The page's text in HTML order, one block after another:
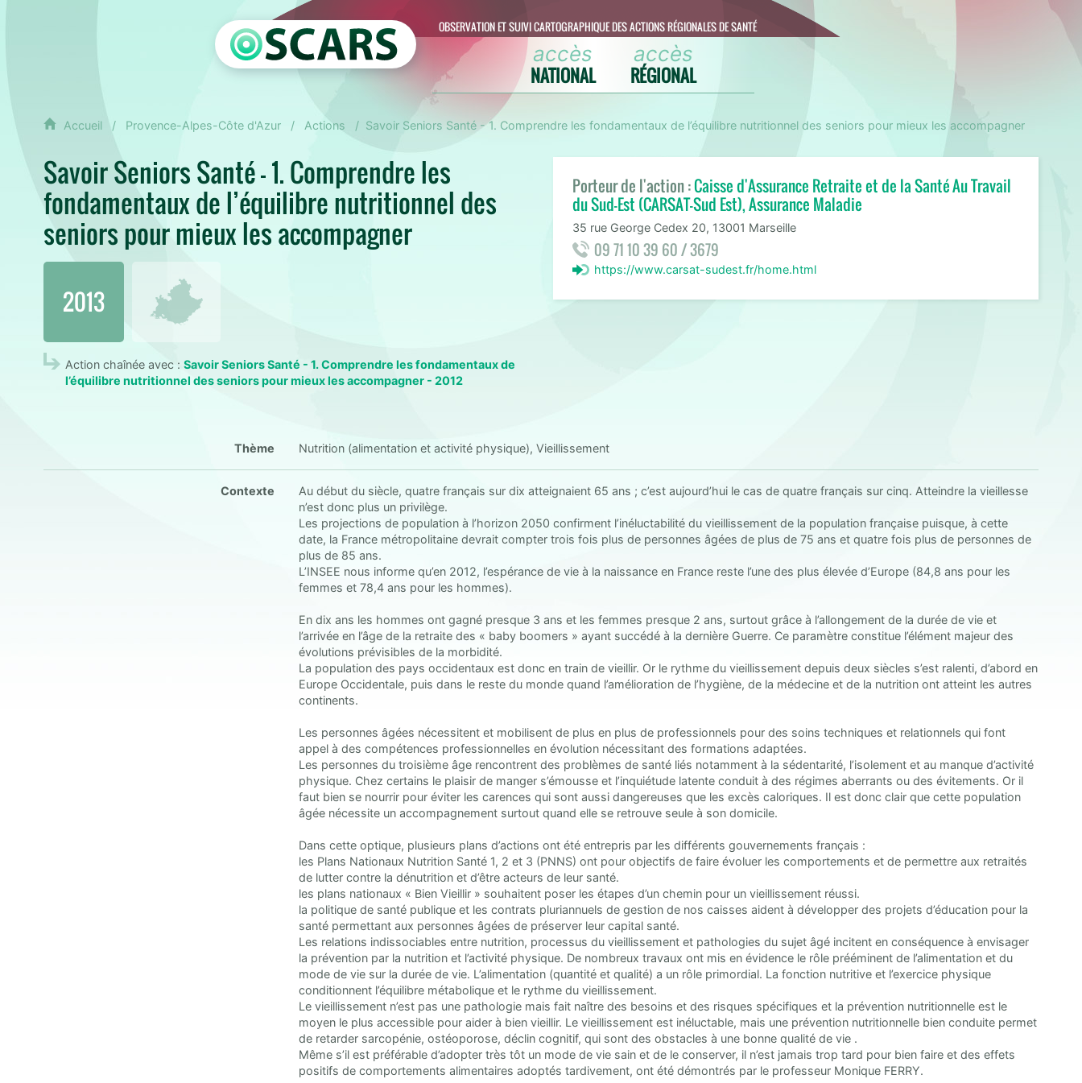
OBSERVATION ET SUIVI CARTOGRAPHIQUE DES ACTIONS RÉGIONALES DE SANTÉ
accès
NATIONAL
accès
RÉGIONAL
Accueil Provence-Alpes-Côte d'Azur Actions Savoir Seniors Santé - 1. Comprendre les fondamentaux de l’équilibre nutritionnel des seniors pour mieux les accompagner
Savoir Seniors Santé - 1. Comprendre les
fondamentaux de l’équilibre nutritionnel des
seniors pour mieux les accompagner
2013
Action chaînée avec :Savoir Seniors Santé - 1. Comprendre les fondamentaux de
l’équilibre nutritionnel des seniors pour mieux les accompagner - 2012
Porteur de l'action :Caisse d'Assurance Retraite et de la Santé Au Travail
du Sud-Est (CARSAT-Sud Est), Assurance Maladie
35 rue George Cedex 20, 13001 Marseille
09 71 10 39 60 / 3679
https://www.carsat-sudest.fr/home.html
Thème Nutrition (alimentation et activité physique), Vieillissement
Contexte
Au début du siècle, quatre français sur dix atteignaient 65 ans ; c’est aujourd’hui le cas de quatre français sur cinq. Atteindre la vieillesse
n’est donc plus un privilège.
Les projections de population à l’horizon 2050 confirment l’inéluctabilité du vieillissement de la population française puisque, à cette
date, la France métropolitaine devrait compter trois fois plus de personnes âgées de plus de 75 ans et quatre fois plus de personnes de
plus de 85 ans.
L’INSEE nous informe qu’en 2012, l’espérance de vie à la naissance en France reste l’une des plus élevée d’Europe (84,8 ans pour les
femmes et 78,4 ans pour les hommes).
En dix ans les hommes ont gagné presque 3 ans et les femmes presque 2 ans, surtout grâce à l’allongement de la durée de vie et
l’arrivée en l’âge de la retraite des « baby boomers » ayant succédé à la dernière Guerre. Ce paramètre constitue l’élément majeur des
évolutions prévisibles de la morbidité.
La population des pays occidentaux est donc en train de vieillir. Or le rythme du vieillissement depuis deux siècles s’est ralenti, d’abord en
Europe Occidentale, puis dans le reste du monde quand l’amélioration de l’hygiène, de la médecine et de la nutrition ont atteint les autres
continents.
Les personnes âgées nécessitent et mobilisent de plus en plus de professionnels pour des soins techniques et relationnels qui font
appel à des compétences professionnelles en évolution nécessitant des formations adaptées.
Les personnes du troisième âge rencontrent des problèmes de santé liés notamment à la sédentarité, l’isolement et au manque d’activité
physique. Chez certains le plaisir de manger s’émousse et l’inquiétude latente conduit à des régimes aberrants ou des évitements. Or il
faut bien se nourrir pour éviter les carences qui sont aussi dangereuses que les excès caloriques. Il est donc clair que cette population
âgée nécessite un accompagnement surtout quand elle se retrouve seule à son domicile.
Dans cette optique, plusieurs plans d’actions ont été entrepris par les différents gouvernements français :
les Plans Nationaux Nutrition Santé 1, 2 et 3 (PNNS) ont pour objectifs de faire évoluer les comportements et de permettre aux retraités
de lutter contre la dénutrition et d’être acteurs de leur santé.
les plans nationaux « Bien Vieillir » souhaitent poser les étapes d’un chemin pour un vieillissement réussi.
la politique de santé publique et les contrats pluriannuels de gestion de nos caisses aident à développer des projets d’éducation pour la
santé permettant aux personnes âgées de préserver leur capital santé.
Les relations indissociables entre nutrition, processus du vieillissement et pathologies du sujet âgé incitent en conséquence à envisager
la prévention par la nutrition et l’activité physique. De nombreux travaux ont mis en évidence le rôle prééminent de l’alimentation et du
mode de vie sur la durée de vie. L’alimentation (quantité et qualité) a un rôle primordial. La fonction nutritive et l’exercice physique
conditionnent l’équilibre métabolique et le rythme du vieillissement.
Le vieillissement n’est pas une pathologie mais fait naître des besoins et des risques spécifiques et la prévention nutritionnelle est le
moyen le plus accessible pour aider à bien vieillir. Le vieillissement est inéluctable, mais une prévention nutritionnelle bien conduite permet
de retarder sarcopénie, ostéoporose, déclin cognitif, qui sont des obstacles à une bonne qualité de vie .
Même s’il est préférable d’adopter très tôt un mode de vie sain et de le conserver, il n’est jamais trop tard pour bien faire et des effets
positifs de comportements alimentaires adoptés tardivement, ont été démontrés par le professeur Monique FERRY.